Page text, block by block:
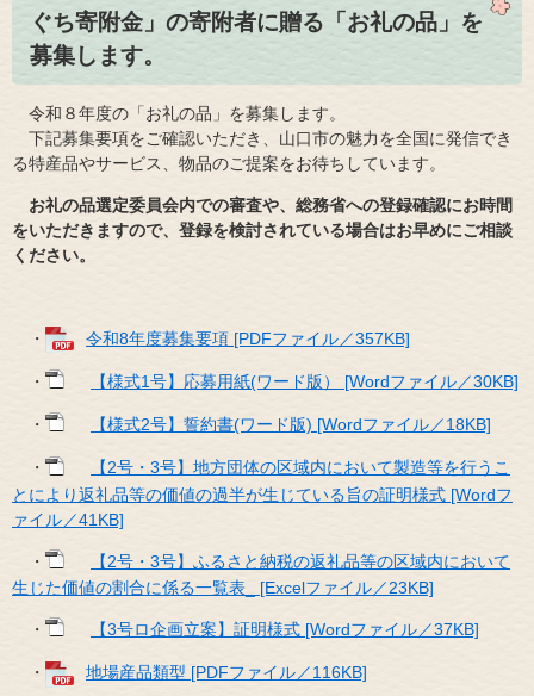
ぐち寄附金」の寄附者に贈る「お礼の品」を
募集します。
令和８年度の「お礼の品」を募集します。
下記募集要項をご確認いただき、山口市の魅力を全国に発信でき
る特産品やサービス、物品のご提案をお待ちしています。
お礼の品選定委員会内での審査や、総務省への登録確認にお時間
をいただきますので、登録を検討されている場合はお早めにご相談
ください。
・ 令和8年度募集要項 [PDFファイル／357KB]
・ 【様式1号】応募用紙(ワード版） [Wordファイル／30KB]
・ 【様式2号】誓約書(ワード版) [Wordファイル／18KB]
・
【2号・3号】地方団体の区域内において製造等を行うこ
とにより返礼品等の価値の過半が生じている旨の証明様式 [Wordフ
ァイル／41KB]
・
【2号・3号】ふるさと納税の返礼品等の区域内において
生じた価値の割合に係る一覧表_ [Excelファイル／23KB]
・ 【3号ロ企画立案】証明様式 [Wordファイル／37KB]
・ 地場産品類型 [PDFファイル／116KB]